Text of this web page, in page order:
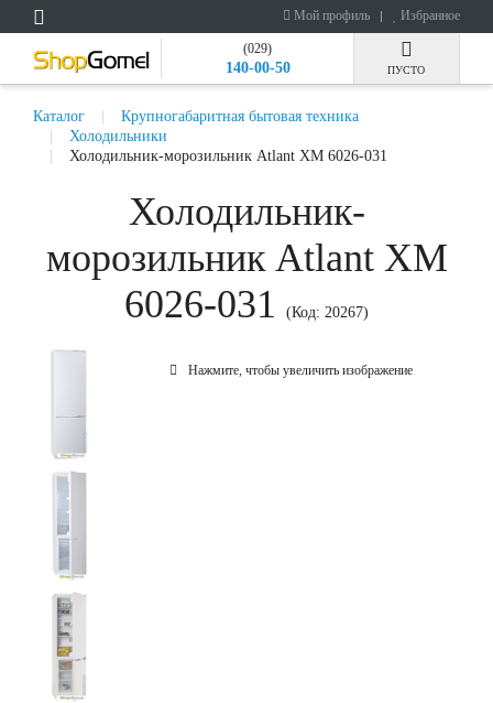
Мой профиль Избранное
(029)
140-00-50 ПУСТО
Каталог
Крупногабаритная бытовая техника
Холодильники
Холодильник-морозильник Atlant ХМ 6026-031
Холодильник-
морозильник Atlant ХМ
6026-031
(Код: 20267)
Нажмите, чтобы увеличить изображение